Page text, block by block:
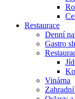
Restaurace
Denní
Gastro
Vinárna
Zahradní